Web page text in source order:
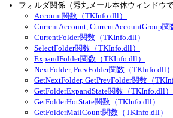
フォルダ関係（秀丸メール本体ウィンドウ
Account関数（TKInfo.dll）
CurrentAccount, CurrentAccountGroup
CurrentFolder関数（TKInfo.dll）
SelectFolder関数（TKInfo.dll）
ExpandFolder関数（TKInfo.dll）
NextFolder, PrevFolder関数（TKInfo.dll）
GetNextFolder, GetPrevFolder関数（
GetFolderExpandState関数（TKInfo.dll）
GetFolderHotState関数（TKInfo.dll）
GetFolderMailCount関数（TKInfo.dll）